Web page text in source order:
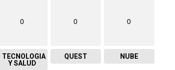
0
TECNOLOGIA
Y SALUD
0
QUEST
0
NUBE